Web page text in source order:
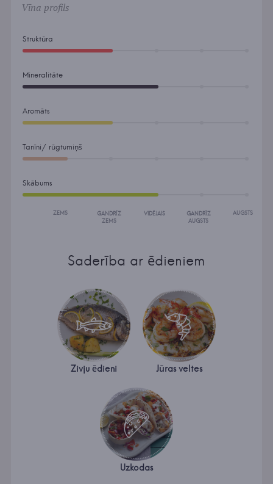
Vīna profils
Struktūra
Mineralitāte
Aromāts
Tanīni/ rūgtumiņš
Skābums
ZEMS
GANDRĪZ
ZEMS
VIDĒJAIS
GANDRĪZ
AUGSTS
AUGSTS
Saderība ar ēdieniem
Zivju ēdieni Jūras veltes
Uzkodas